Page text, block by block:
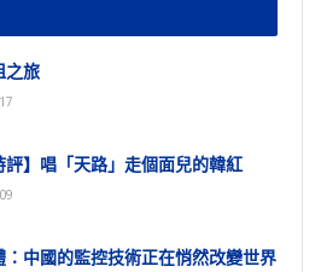
之旅
評】唱「天路」走個面兒的韓紅
：中國的監控技術正在悄然改變世界